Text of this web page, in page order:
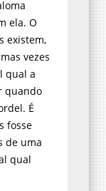
ela. O
existem,
vezes
qual a
quando
É
fosse
de uma
qual